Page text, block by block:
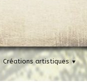
Créations artistiques ▼